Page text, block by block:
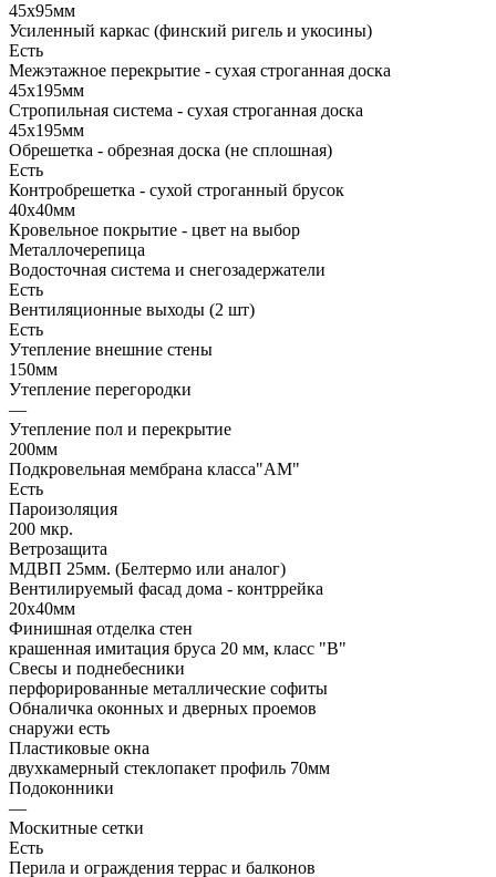
45х95мм
Усиленный каркас (финский ригель и укосины)
Есть
Межэтажное перекрытие - сухая строганная доска
45х195мм
Стропильная система - сухая строганная доска
45х195мм
Обрешетка - обрезная доска (не сплошная)
Есть
Контробрешетка - сухой строганный брусок
40х40мм
Кровельное покрытие - цвет на выбор
Металлочерепица
Водосточная система и снегозадержатели
Есть
Вентиляционные выходы (2 шт)
Есть
Утепление внешние стены
150мм
Утепление перегородки
—
Утепление пол и перекрытие
200мм
Подкровельная мембрана класса"АМ"
Есть
Пароизоляция
200 мкр.
Ветрозащита
МДВП 25мм. (Белтермо или аналог)
Вентилируемый фасад дома - контррейка
20х40мм
Финишная отделка стен
крашенная имитация бруса 20 мм, класс "В"
Свесы и поднебесники
перфорированные металлические софиты
Обналичка оконных и дверных проемов
снаружи есть
Пластиковые окна
двухкамерный стеклопакет профиль 70мм
Подоконники
—
Москитные сетки
Есть
Перила и ограждения террас и балконов